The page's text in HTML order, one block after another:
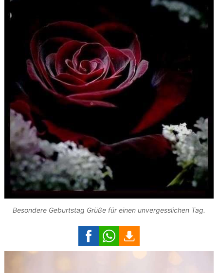
Besondere Geburtstag Grüße für einen unvergesslichen Tag.